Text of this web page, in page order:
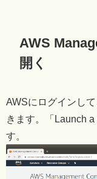
AWS
開く
AWSにログインし
きます。「Launch
す。